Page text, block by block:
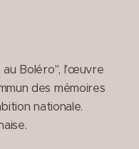
au Boléro", l'œuvre
des mémoires
nationale.